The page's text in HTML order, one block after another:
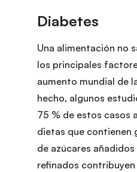
Una alimentación no
los principales
aumento mundial de
hecho, algunos
75 % de estos casos
dietas que contienen
de azúcares
refinados